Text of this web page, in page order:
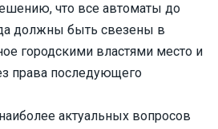
что все автоматы до
должны быть свезены в
городскими властями место и
права последующего
актуальных вопросов